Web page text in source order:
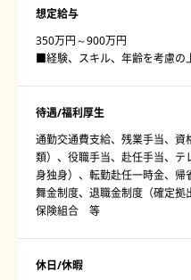
想定給与
350万円～900万円
■経験、スキル、年齢を考慮の
待遇/福利厚生
通勤交通費支給、残業手当、
類）、役職手当、赴任手当、
身独身）、転勤赴任一時金、
舞金制度、退職金制度（確定
保険組合 等
休日/休暇